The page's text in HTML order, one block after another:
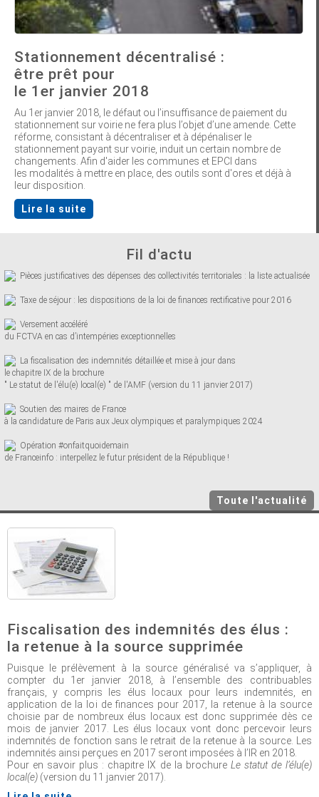
Stationnement décentralisé :
être prêt pour
le 1er janvier 2018
Au 1er janvier 2018, le défaut ou l’insuffisance de paiement du
stationnement sur voirie ne fera plus l’objet d’une amende. Cette
réforme, consistant à décentraliser et à dépénaliser le
stationnement payant sur voirie, induit un certain nombre de
changements. Afin d'aider les communes et EPCI dans
les modalités à mettre en place, des outils sont d'ores et déjà à
leur disposition.
Lire la suite
Fil d'actu
Pièces justificatives des dépenses des collectivités territoriales : la liste actualisée
Taxe de séjour : les dispositions de la loi de finances rectificative pour 2016
Versement accéléré
du FCTVA en cas d’intempéries exceptionnelles
La fiscalisation des indemnités détaillée et mise à jour dans
le chapitre IX de la brochure
" Le statut de l'élu(e) local(e) " de l'AMF (version du 11 janvier 2017)
Soutien des maires de France
à la candidature de Paris aux Jeux olympiques et paralympiques 2024
Opération #onfaitquoidemain
de Franceinfo : interpellez le futur président de la République !
Toute l'actualité
Fiscalisation des indemnités des élus :
la retenue à la source supprimée
Puisque le prélèvement à la source généralisé va s’appliquer, à
compter du 1er janvier 2018, à l’ensemble des contribuables
français, y compris les élus locaux pour leurs indemnités, en
application de la loi de finances pour 2017, la retenue à la source
choisie par de nombreux élus locaux est donc supprimée dès ce
mois de janvier 2017. Les élus locaux vont donc percevoir leurs
indemnités de fonction sans le retrait de la retenue à la source. Les
indemnités ainsi perçues en 2017 seront imposées à l’IR en 2018.
Pour en savoir plus : chapitre IX de la brochureLe statut de l’élu(e)
local(e) (version du 11 janvier 2017).